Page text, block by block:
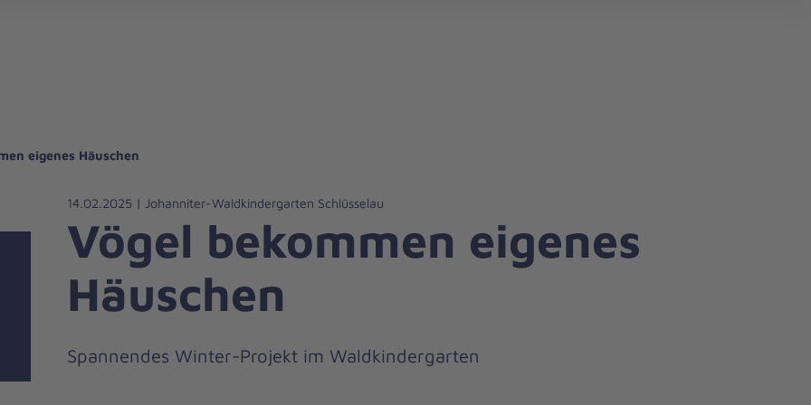
eigenes Häuschen
14.02.2025 | Johanniter-Waldkindergarten Schlüsselau
Vögel bekommen eigenes
Häuschen
Spannendes Winter-Projekt im Waldkindergarten